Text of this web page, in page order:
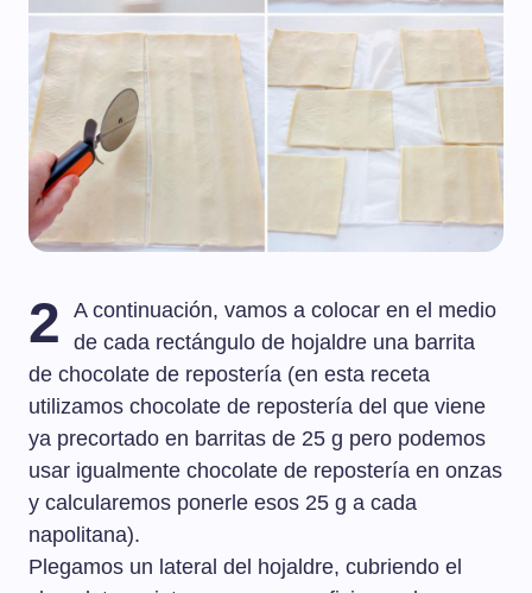
2
A continuación, vamos a colocar en el medio
de cada rectángulo de hojaldre una barrita
de chocolate de repostería (en esta receta
utilizamos chocolate de repostería del que viene
ya precortado en barritas de 25 g pero podemos
usar igualmente chocolate de repostería en onzas
y calcularemos ponerle esos 25 g a cada
napolitana).
Plegamos un lateral del hojaldre, cubriendo el